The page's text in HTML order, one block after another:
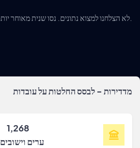
לא הצלחנו למצוא נתונים. נסו שנית מאוחר יותר או צרו איתנו קשר.
מדדירות - לבסס החלטות על עובדות
1,268
ערים וישובים